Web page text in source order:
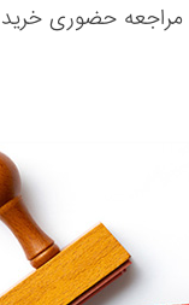
مراجعه حضوری